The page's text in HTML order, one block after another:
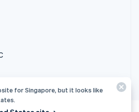
for Singapore, but it looks like